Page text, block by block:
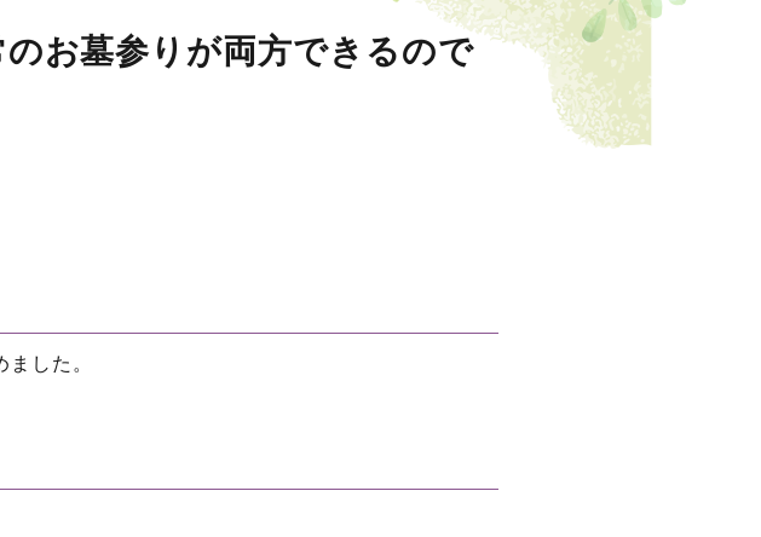
お墓参りが両方できるので
した。